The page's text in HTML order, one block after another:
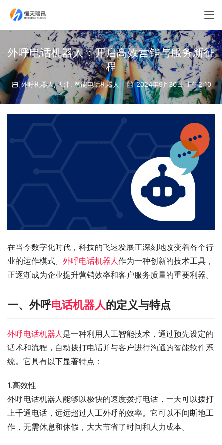
外呼电话机器人：开启高效营销与服务新征
程
外呼机器人, 天津, 智能电话机器人 2024年9月30日 上午2:10
在当今数字化时代，科技的飞速发展正深刻地改变着各个行
业的运作模式。 外呼电话机器人作为一种创新的技术工具，
正逐渐成为企业提升营销效率和客户服务质量的重要利器。
一、外呼电话机器人的定义与特点
外呼电话机器人是一种利用人工智能技术，通过预先设定的
话术和流程，自动拨打电话并与客户进行沟通的智能软件系
统。它具有以下显著特点：
1.高效性
外呼电话机器人能够以极快的速度拨打电话，一天可以拨打
上千通电话，远远超过人工外呼的效率。它可以不间断地工
作，无需休息和休假，大大节省了时间和人力成本。